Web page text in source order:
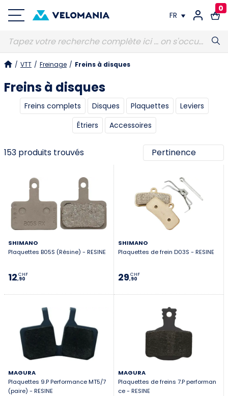
FR
FR
0
/ VTT / Freinage / Freins à disques
Freins à disques
Freins complets Disques Plaquettes
Leviers
Étriers
Accessoires
153 produits trouvés
SHIMANO
Plaquettes B05S (Résine) - RESINE
12,90
CHF
SHIMANO
Plaquettes de frein D03S - RESINE
29,90
CHF
MAGURA
Plaquettes 9.P Performance MT5/7
(paire) - RESINE
MAGURA
Plaquettes de freins 7.P performan
ce - RESINE